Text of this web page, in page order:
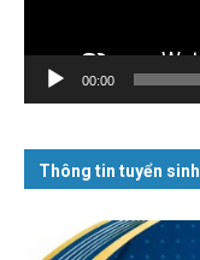
00:00
Thông tin tuyển sinh